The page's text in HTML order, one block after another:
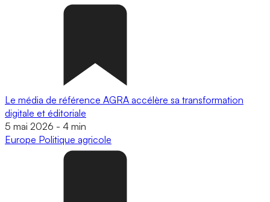
Le média de référence AGRA accélère sa transformation
digitale et éditoriale
5 mai 2026 - 4 min
Europe Politique agricole